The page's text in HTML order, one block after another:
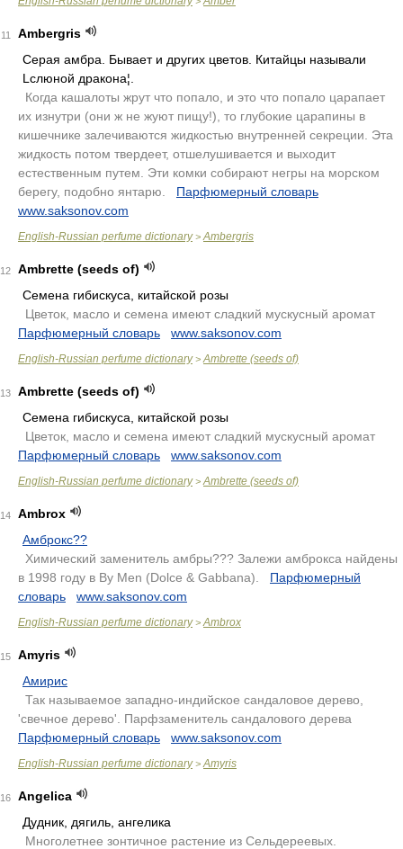
11
Ambergris
Серая амбра. Бывает и других цветов. Китайцы называли
Lслюной дракона¦.
Когда кашалоты жрут что попало, и это что попало царапает
их изнутри (они ж не жуют пищу!), то глубокие царапины в
кишечнике залечиваются жидкостью внутренней секреции. Эта
жидкость потом твердеет, отшелушивается и выходит
естественным путем. Эти комки собирают негры на морском
берегу, подобно янтарю.
Парфюмерный словарь
www.saksonov.com
English-Russian perfume dictionary> Ambergris
12
Ambrette (seeds of)
Семена гибискуса, китайской розы
Цветок, масло и семена имеют сладкий мускусный аромат
Парфюмерный словарь
www.saksonov.com
English-Russian perfume dictionary> Ambrette (seeds of)
13
Ambrette (seeds of)
Семена гибискуса, китайской розы
Цветок, масло и семена имеют сладкий мускусный аромат
Парфюмерный словарь
www.saksonov.com
English-Russian perfume dictionary> Ambrette (seeds of)
14
Ambrox
Амброкс??
Химический заменитель амбры??? Залежи амброкса найдены
в 1998 году в By Men (Dolce & Gabbana).
Парфюмерный
словарь
www.saksonov.com
English-Russian perfume dictionary> Ambrox
15
Amyris
Амирис
Так называемое западно-индийское сандаловое дерево,
'свечное дерево'. Парфзаменитель сандалового дерева
Парфюмерный словарь
www.saksonov.com
English-Russian perfume dictionary> Amyris
16
Angelica
Дудник, дягиль, ангелика
Многолетнее зонтичное растение из Сельдереевых.